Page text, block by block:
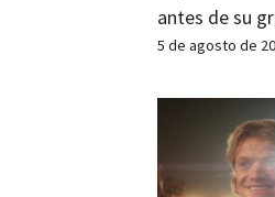
antes de su
5 de agosto de